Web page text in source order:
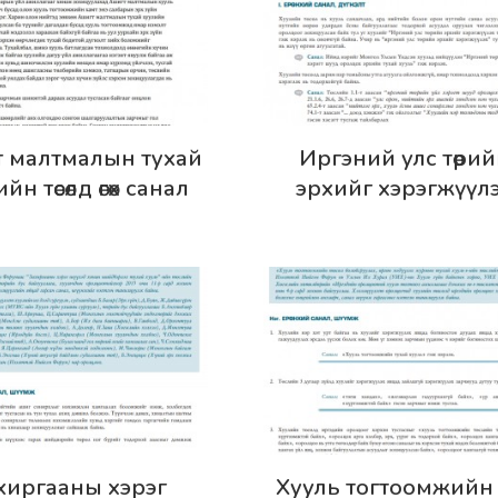
тухай
төсөлд өгөх санал
Дэлгэрэнгүй
Иргэний улс
эрхийг
хэрэг Дэлгэрэнгүй
Хууль тогтоомжийн